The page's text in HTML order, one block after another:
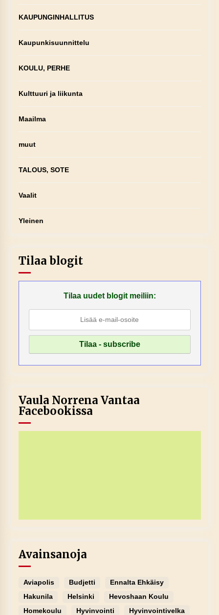
KAUPUNGINHALLITUS
Kaupunkisuunnittelu
KOULU, PERHE
Kulttuuri ja liikunta
Maailma
muut
TALOUS, SOTE
Vaalit
Yleinen
Tilaa blogit
Tilaa uudet blogit meiliin:
Vaula Norrena Vantaa
Facebookissa
Avainsanoja
Aviapolis Budjetti
Ennalta Ehkäisy
Hakunila
Helsinki
Hevoshaan Koulu
Homekoulu
Hyvinvointi
Hyvinvointivelka